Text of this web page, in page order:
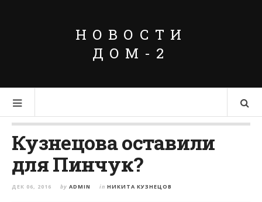
НОВОСТИ
ДОМ-2
Кузнецова оставили
для Пинчук?
ДЕК 06, 2016 by ADMIN in НИКИТА КУЗНЕЦОВ